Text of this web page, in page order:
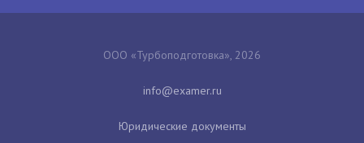
ООО «Турбоподготовка», 2026
Юридические документы